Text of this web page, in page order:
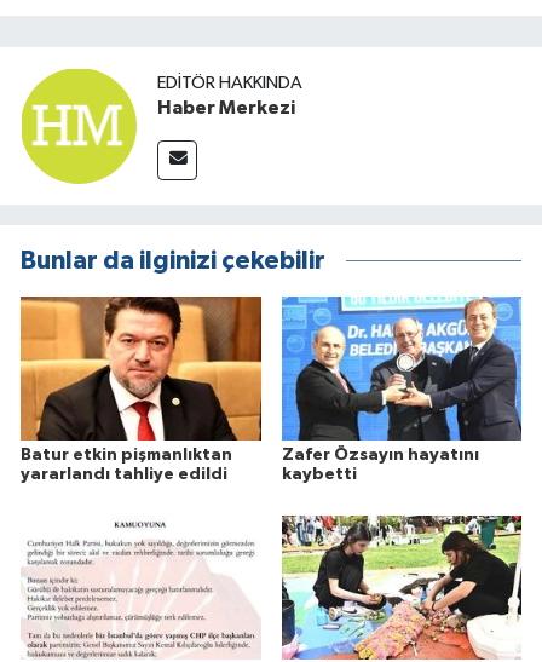
EDITÖR HAKKINDA
Haber Merkezi
Bunlar da ilginizi çekebilir
Batur etkin pişmanlıktan
yararlandı tahliye edildi
Zafer Özsayın hayatını
kaybetti